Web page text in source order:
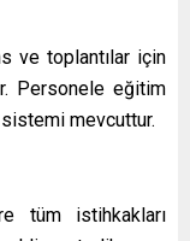
ve toplantılar için
Personele eğitim
mevcuttur.
tüm istihkakları